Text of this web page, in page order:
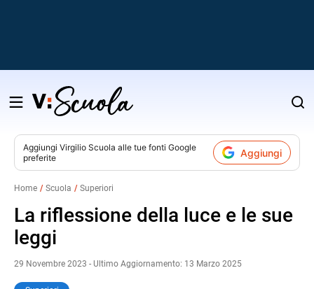
Salta
contenuto
Aggiungi Virgilio Scuola alle tue fonti Google
preferite
Aggiungi
Home Scuola Superiori
La riflessione della luce e le sue
leggi
29 Novembre 2023 - Ultimo Aggiornamento: 13 Marzo 2025